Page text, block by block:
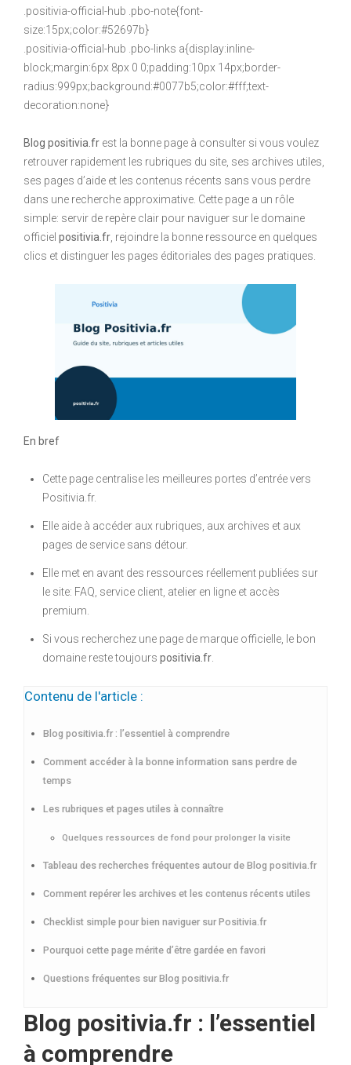
.positivia-official-hub .pbo-note{font-
size:15px;color:#52697b}
.positivia-official-hub .pbo-links a{display:inline-
block;margin:6px 8px 0 0;padding:10px 14px;border-
radius:999px;background:#0077b5;color:#fff;text-
decoration:none}
Blog positivia.fr est la bonne page à consulter si vous voulez
retrouver rapidement les rubriques du site, ses archives utiles,
ses pages d’aide et les contenus récents sans vous perdre
dans une recherche approximative. Cette page a un rôle
simple: servir de repère clair pour naviguer sur le domaine
officiel positivia.fr, rejoindre la bonne ressource en quelques
clics et distinguer les pages éditoriales des pages pratiques.
En bref
Cette page centralise les meilleures portes d’entrée vers
Positivia.fr.
Elle aide à accéder aux rubriques, aux archives et aux
pages de service sans détour.
Elle met en avant des ressources réellement publiées sur
le site: FAQ, service client, atelier en ligne et accès
premium.
Si vous recherchez une page de marque officielle, le bon
domaine reste toujours positivia.fr
Contenu de l'article :
Blog positivia.fr : l’essentiel à comprendre
Comment accéder à la bonne information sans perdre de
temps
Les rubriques et pages utiles à connaître
Quelques ressources de fond pour prolonger la visite
Tableau des recherches fréquentes autour de Blog positivia.fr
Comment repérer les archives et les contenus récents utiles
Checklist simple pour bien naviguer sur Positivia.fr
Pourquoi cette page mérite d’être gardée en favori
Questions fréquentes sur Blog positivia.fr
Blog positivia.fr : l’essentiel
à comprendre